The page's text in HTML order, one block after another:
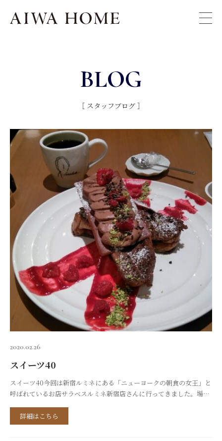
BLOG
［ スタッフブログ ］
2020.02.26
スイーツ40
スイーツ40今回は新宿ルミネにある「ニューヨークの朝食の女王」と
呼ばれているお店サラベスルミネ新宿店さんに行ってきました。場所
ところにあり非常にアクセスしやすい為新宿に用事があった際にはよ
く利用させて頂いています。席数も多く（ﾎｰﾑﾍﾟｰｼﾞ上ですと64席）
詳細はこちら